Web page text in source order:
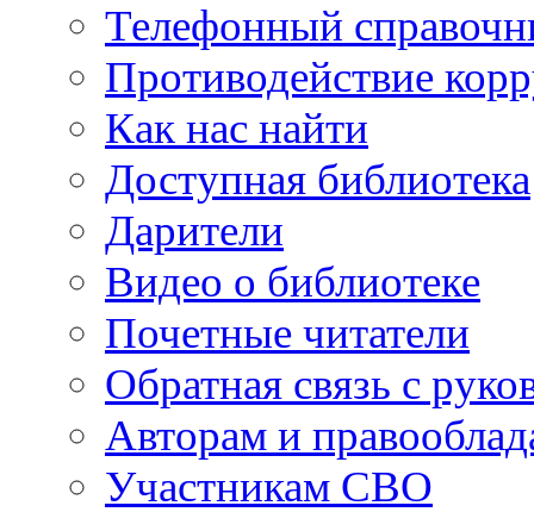
Телефонный
Противодействие
Как нас найти
Доступная библиотека
Дарители
Видео о библиотеке
Почетные читатели
Обратная связь с
Авторам и
Участникам СВО